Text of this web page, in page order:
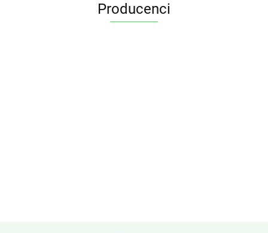
Producenci